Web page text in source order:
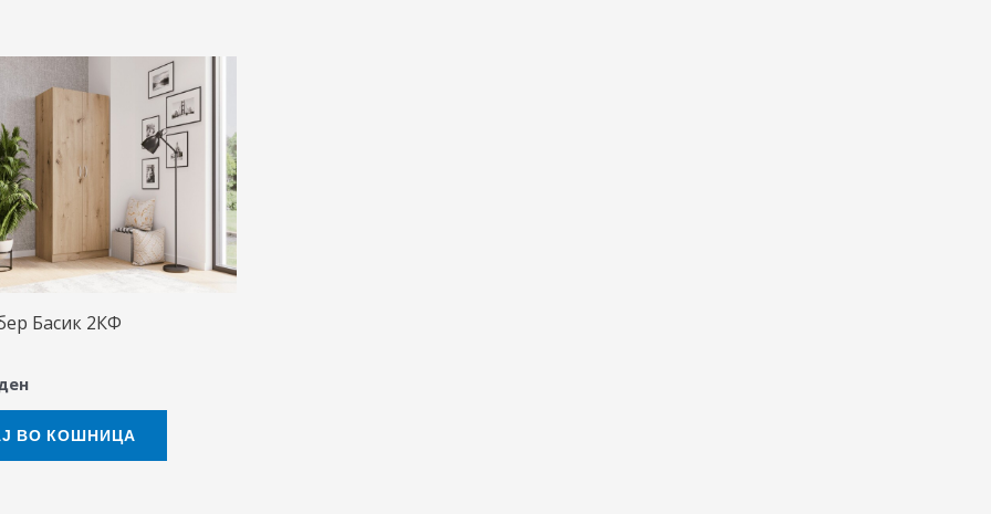
Басик 2КФ
ВО КОШНИЦА